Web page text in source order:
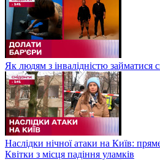
Як людям з інвалідністю займатися
Наслідки нічної атаки на Київ:
Квітки з місця падіння уламків